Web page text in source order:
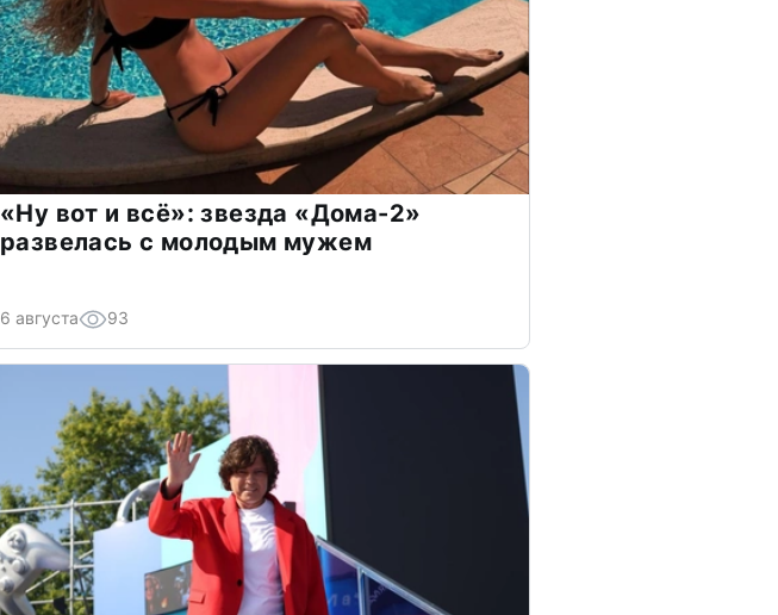
«Ну вот и всё»: звезда «Дома-2»
развелась с молодым мужем
6 августа 93